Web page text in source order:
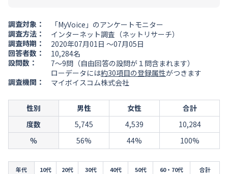
調査対象：
「MyVoice」のアンケートモニター
調査方法：
インターネット調査（ネットリサーチ）
調査時期：
2020年07月01日 ～07月05日
回答者数：
10,284名
設問数：
7～9問（自由回答の設問が１問含まれます）
ローデータには約30項目の登録属性がつきます
調査機関：
マイボイスコム株式会社
性別 男性 女性
合計
度数
5,745 4,539
10,284
％
56% 44% 100%
年代 10代 20代 30代 40代 50代 60・70代
合計